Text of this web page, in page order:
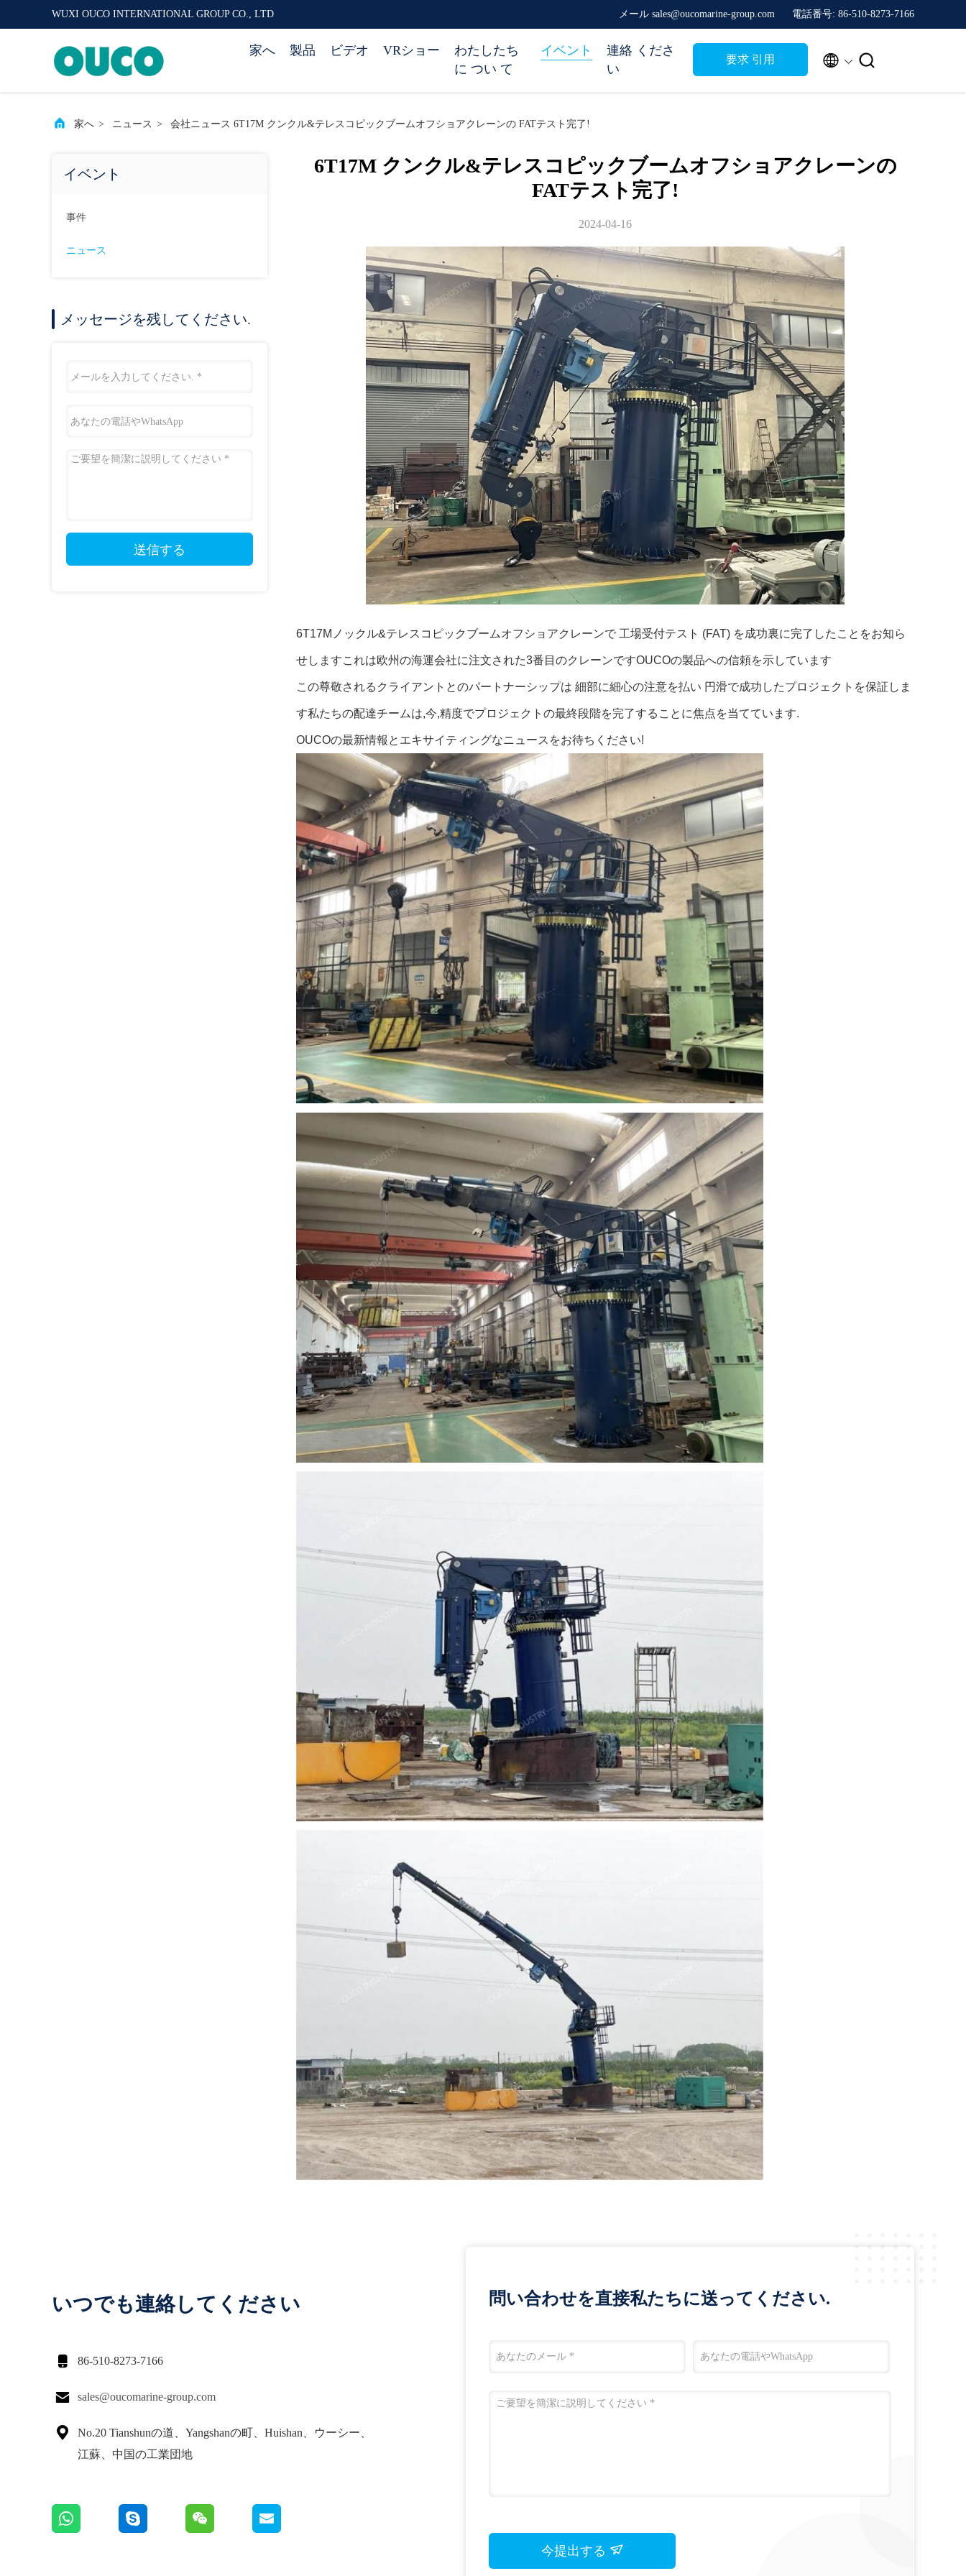
WUXI OUCO INTERNATIONAL GROUP CO., LTD メール sales@oucomarine-group.com 電話番号: 86-510-8273-7166
家へ 製品 ビデオ VRショー
わたしたち
に つい て
イベント
連絡 くださ
い
要求 引用  
家へ > ニュース > 会社ニュース 6T17M クンクル&テレスコピックブームオフショアクレーンの FATテスト完了!
イベント
事件
ニュース
メッセージを残してください.
送信する
6T17M クンクル&テレスコピックブームオフショアクレーンの
FATテスト完了!
2024-04-16
6T17Mノックル&テレスコピックブームオフショアクレーンで 工場受付テスト (FAT) を成功裏に完了したことをお知ら
せしますこれは欧州の海運会社に注文された3番目のクレーンですOUCOの製品への信頼を示しています
この尊敬されるクライアントとのパートナーシップは 細部に細心の注意を払い 円滑で成功したプロジェクトを保証しま
す私たちの配達チームは,今,精度でプロジェクトの最終段階を完了することに焦点を当てています.
OUCOの最新情報とエキサイティングなニュースをお待ちください!
いつでも連絡してください
 86-510-8273-7166
 sales@oucomarine-group.com

No.20 Tianshunの道、Yangshanの町、Huishan、ウーシー、
江蘇、中国の工業団地
問い合わせを直接私たちに送ってください.
今提出する